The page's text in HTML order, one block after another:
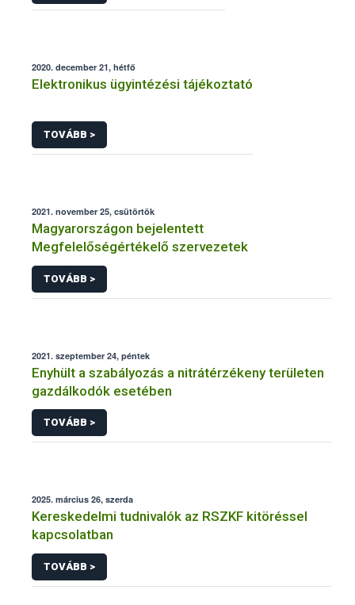
2020. december 21, hétfő
Elektronikus ügyintézési tájékoztató
TOVÁBB >
2021. november 25, csütörtök
Magyarországon bejelentett
Megfelelőségértékelő szervezetek
TOVÁBB >
2021. szeptember 24, péntek
Enyhült a szabályozás a nitrátérzékeny területen
gazdálkodók esetében
TOVÁBB >
2025. március 26, szerda
Kereskedelmi tudnivalók az RSZKF kitöréssel
kapcsolatban
TOVÁBB >